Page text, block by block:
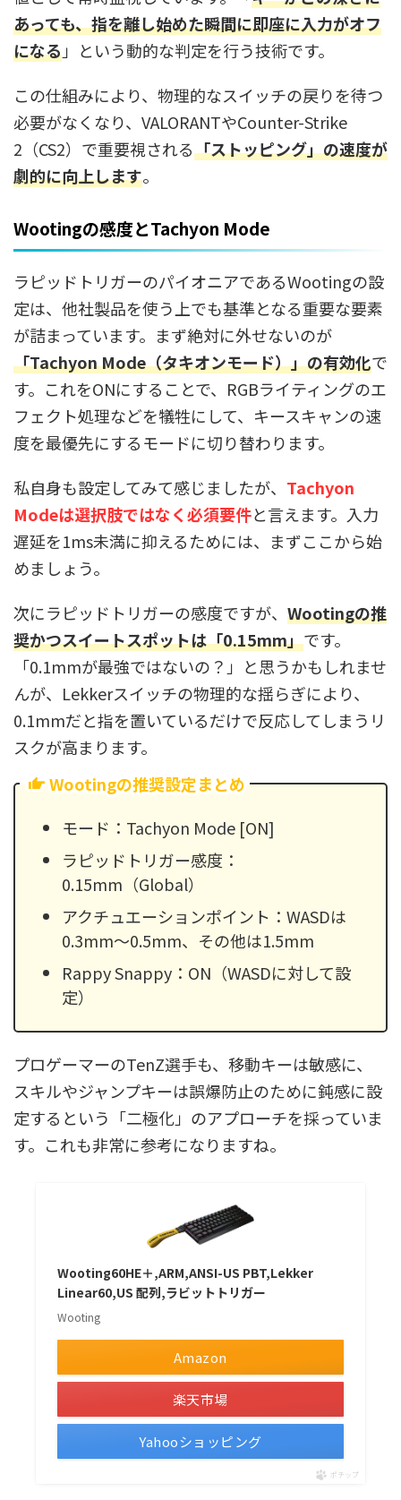
あっても、指を離し始めた瞬間に即座に入力がオフ
になる」という動的な判定を行う技術です。
この仕組みにより、物理的なスイッチの戻りを待つ
必要がなくなり、VALORANTやCounter-Strike
2（CS2）で重要視される「ストッピング」の速度が
劇的に向上します。
Wootingの感度とTachyon Mode
ラピッドトリガーのパイオニアであるWootingの設
定は、他社製品を使う上でも基準となる重要な要素
が詰まっています。まず絶対に外せないのが
「Tachyon Mode（タキオンモード）」の有効化で
す。これをONにすることで、RGBライティングのエ
フェクト処理などを犠牲にして、キースキャンの速
度を最優先にするモードに切り替わります。
私自身も設定してみて感じましたが、 Tachyon
Modeは選択肢ではなく必須要件と言えます。入力
遅延を1ms未満に抑えるためには、まずここから始
めましょう。
次にラピッドトリガーの感度ですが、 Wootingの推
奨かつスイートスポットは「0.15mm」です。
「0.1mmが最強ではないの？」と思うかもしれませ
んが、Lekkerスイッチの物理的な揺らぎにより、
0.1mmだと指を置いているだけで反応してしまうリ
スクが高まります。
Wootingの推奨設定まとめ
モード：Tachyon Mode [ON]
ラピッドトリガー感度：
0.15mm（Global）
アクチュエーションポイント：WASDは
0.3mm〜0.5mm、その他は1.5mm
Rappy Snappy：ON（WASDに対して設
定）
プロゲーマーのTenZ選手も、移動キーは敏感に、
スキルやジャンプキーは誤爆防止のために鈍感に設
定するという「二極化」のアプローチを採っていま
す。これも非常に参考になりますね。
Wooting60HE＋,ARM,ANSI-US PBT,Lekker
Linear60,US 配列,ラビットトリガー
Wooting
Amazon
楽天市場
Yahooショッピング
ポチップ